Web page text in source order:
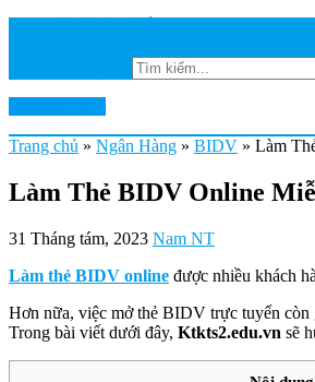
Trang chủ » Ngân Hàng » BIDV » Làm
Làm Thẻ BIDV Online
31 Tháng tám, 2023 Nam NT
Làm thẻ BIDV online được nhiều khách
Hơn nữa, việc mở thẻ BIDV trực tuyến còn
Trong bài viết dưới đây, Ktkts2.edu.vn sẽ